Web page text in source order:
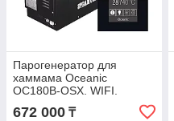
Парогенератор для
хаммама Oceanic
ОС180В-OSX. WIFI.
672 000 ₸